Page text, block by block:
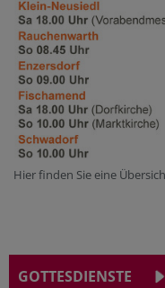
Hier finden Sie eine
GOTTESDIENSTE